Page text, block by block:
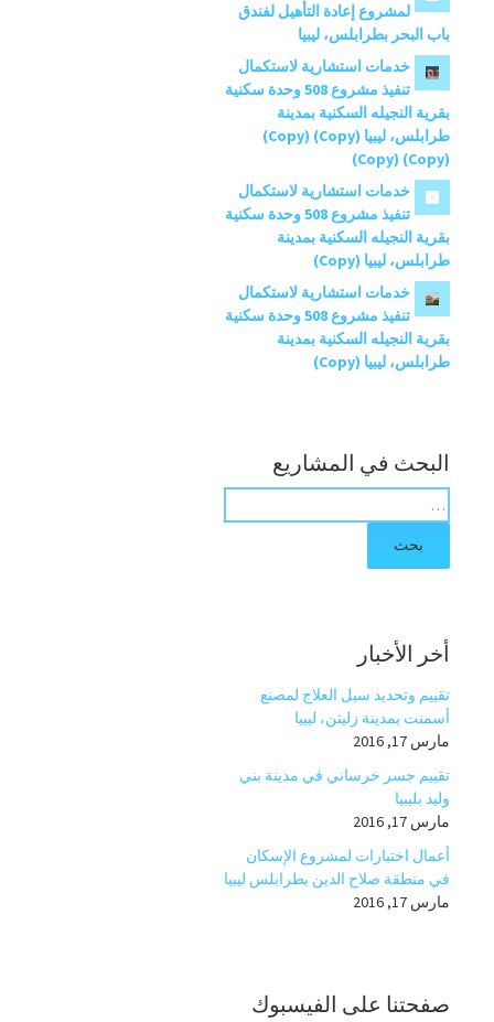
لمشروع إعادة التأهيل لفندق
باب البحر بطرابلس، ليبيا
خدمات استشارية لاستكمال
تنفيذ مشروع 508 وحدة سكنية
بقرية النجيله السكنية بمدينة
طرابلس، ليبيا (Copy) (Copy)
(Copy) (Copy)
خدمات استشارية لاستكمال
تنفيذ مشروع 508 وحدة سكنية
بقرية النجيله السكنية بمدينة
طرابلس، ليبيا (Copy)
خدمات استشارية لاستكمال
تنفيذ مشروع 508 وحدة سكنية
بقرية النجيله السكنية بمدينة
طرابلس، ليبيا (Copy)
البحث في المشاريع
ح
ع
أخر الأخبار
تقييم وتحديد سبل العلاج لمصنع
أسمنت بمدينة زليتن، ليبيا
مارس 17, 2016
تقييم جسر خرساني في مدينة بني
وليد بليبيا
مارس 17, 2016
أعمال اختبارات لمشروع الإسكان
في منطقة صلاح الدين بطرابلس ليبيا
مارس 17, 2016
صفحتنا على الفيسبوك